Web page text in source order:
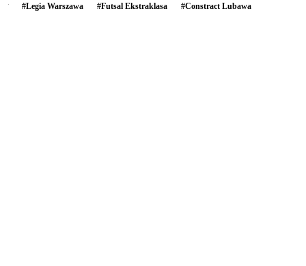
#Legia Warszawa #Futsal Ekstraklasa #Constract Lubawa